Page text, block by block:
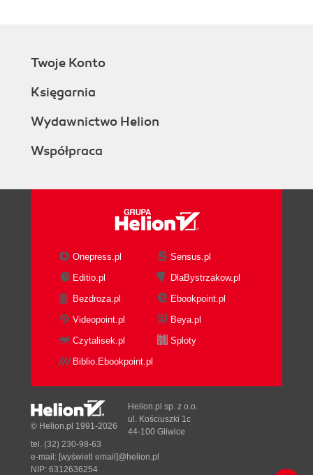
Twoje Konto
Księgarnia
Wydawnictwo Helion
Współpraca
Onepress.pl
Sensus.pl
Editio.pl
DlaBystrzakow.pl
Bezdroza.pl
Ebookpoint.pl
Videopoint.pl
Beya.pl
Czytalisek.pl
Sploty
Biblio.Ebookpoint.pl
© Helion.pl 1991-2026
Helion.pl sp. z o.o.
ul. Kościuszki 1c
44-100 Gliwice
tel. (32) 230-98-63
e-mail: [wyświetl email]@helion.pl
NIP: 6312636254